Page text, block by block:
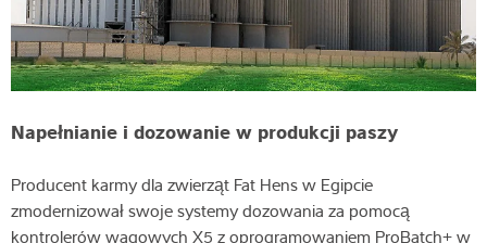
Napełnianie i dozowanie w produkcji paszy
Producent karmy dla zwierząt Fat Hens w Egipcie
zmodernizował swoje systemy dozowania za pomocą
kontrolerów wagowych X5 z oprogramowaniem ProBatch+ w